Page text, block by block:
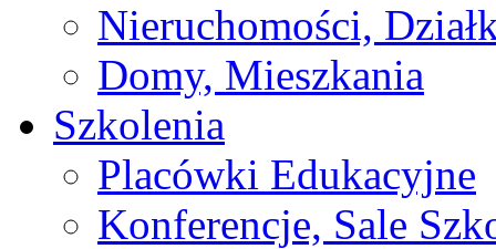
Nieruchomości,
Domy, Mieszkania
Szkolenia
Placówki Edukacyjne
Konferencje, Sale